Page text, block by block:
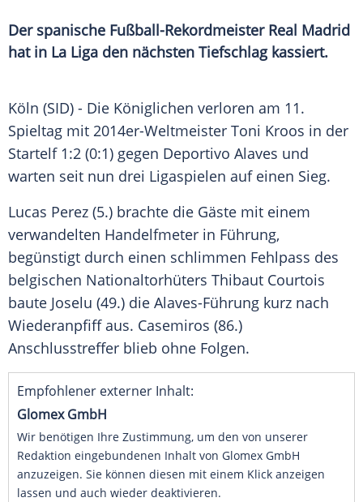
Der spanische Fußball-Rekordmeister Real Madrid
hat in La Liga den nächsten Tiefschlag kassiert.
Köln (SID) - Die Königlichen verloren am 11.
Spieltag mit 2014er-Weltmeister Toni Kroos in der
Startelf 1:2 (0:1) gegen Deportivo Alaves und
warten seit nun drei Ligaspielen auf einen Sieg.
Lucas Perez (5.) brachte die Gäste mit einem
verwandelten Handelfmeter in Führung,
begünstigt durch einen schlimmen Fehlpass des
belgischen Nationaltorhüters Thibaut Courtois
baute Joselu (49.) die Alaves-Führung kurz nach
Wiederanpfiff aus. Casemiros (86.)
Anschlusstreffer blieb ohne Folgen.
Empfohlener externer Inhalt:
Glomex GmbH
Wir benötigen Ihre Zustimmung, um den von unserer
Redaktion eingebundenen Inhalt von Glomex GmbH
anzuzeigen. Sie können diesen mit einem Klick anzeigen
lassen und auch wieder deaktivieren.